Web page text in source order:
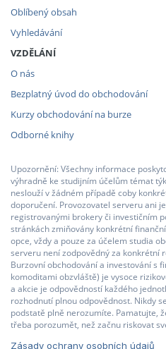
Oblíbený obsah
Vyhledávání
VZDĚLÁNÍ
O nás
Bezplatný úvod do obchodování
Kurzy obchodování na burze
Odborné knihy
Upozornění: Všechny informace
výhradně ke studijním účelům témat
neslouží v žádném případě coby
doporučení. Provozovatel serveru ani
registrovanými brokery či investičním
stránkách zmiňovány konkrétní
opce, vždy a pouze za účelem studia
serveru není zodpovědný za konkrétní
Burzovní obchodování a investování s
komoditami obzvláště) je vysoce
a akcie je odpovědností každého
rozhodnutí plnou odpovědnost. Nikdy
podstatě plně nerozumíte. Pamatujte,
třeba porozumět, než začnu riskovat
Zásady ochrany osobních údajů